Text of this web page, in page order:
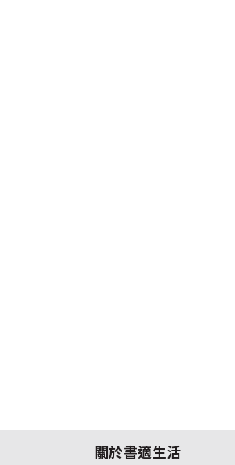
關於書適生活